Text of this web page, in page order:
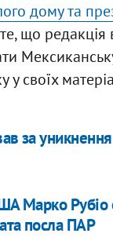
дому та
що редакція
у своїх
за
Марко Рубіо
посла ПАР